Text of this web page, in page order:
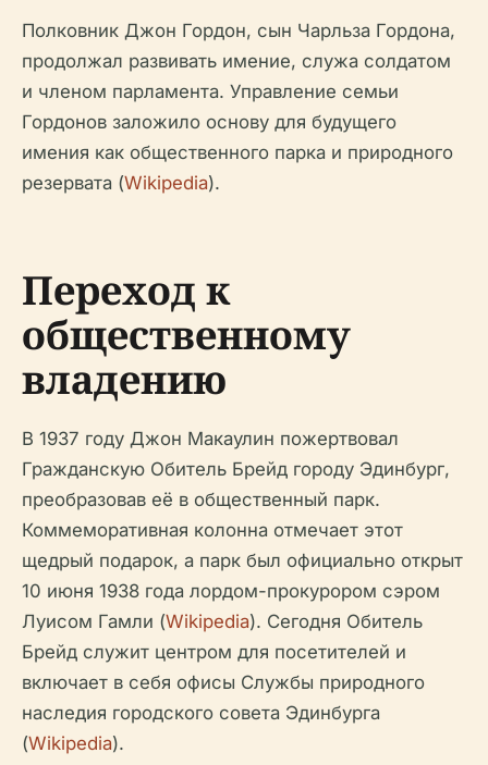
Полковник Джон Гордон, сын Чарльза Гордона,
продолжал развивать имение, служа солдатом
и членом парламента. Управление семьи
Гордонов заложило основу для будущего
имения как общественного парка и природного
резервата (Wikipedia).
Переход к
общественному
владению
В 1937 году Джон Макаулин пожертвовал
Гражданскую Обитель Брейд городу Эдинбург,
преобразовав её в общественный парк.
Коммеморативная колонна отмечает этот
щедрый подарок, а парк был официально открыт
10 июня 1938 года лордом-прокурором сэром
Луисом Гамли (Wikipedia). Сегодня Обитель
Брейд служит центром для посетителей и
включает в себя офисы Службы природного
наследия городского совета Эдинбурга
(Wikipedia).